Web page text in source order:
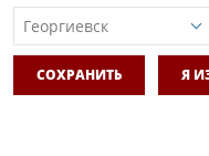
СОХРАНИТЬ Я